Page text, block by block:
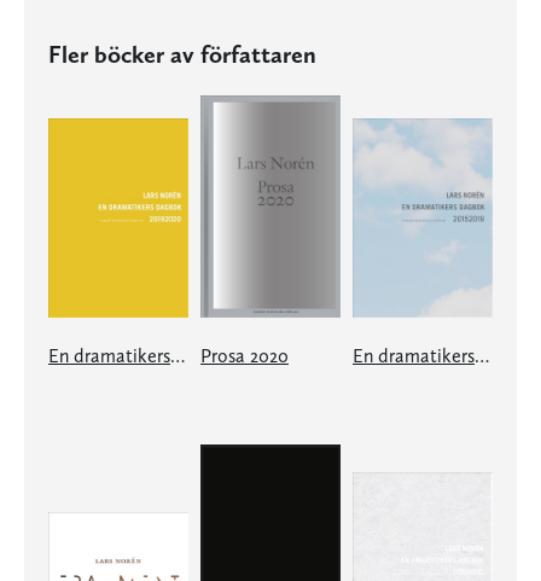
Fler böcker av författaren
En dramatikers dagbok 20192020 Prosa 2020 En dramatikers dagbok 20152019